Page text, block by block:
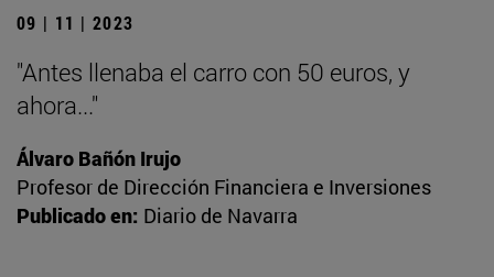
09 | 11 | 2023
"Antes llenaba el carro con 50 euros, y
ahora..."
Álvaro Bañón Irujo
Profesor de Dirección Financiera e Inversiones
Publicado en: Diario de Navarra